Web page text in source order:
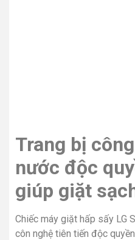
Trang bị
nước độc
giúp giặt
Chiếc máy giặt hấp sấy LG
côn nghệ tiên tiến độc